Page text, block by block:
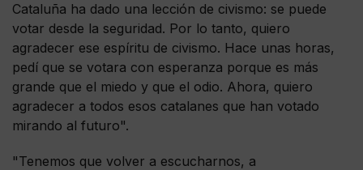
Cataluña ha dado una lección de civismo: se puede
votar desde la seguridad. Por lo tanto, quiero
agradecer ese espíritu de civismo. Hace unas horas,
pedí que se votara con esperanza porque es más
grande que el miedo y que el odio. Ahora, quiero
agradecer a todos esos catalanes que han votado
mirando al futuro".
"Tenemos que volver a escucharnos, a